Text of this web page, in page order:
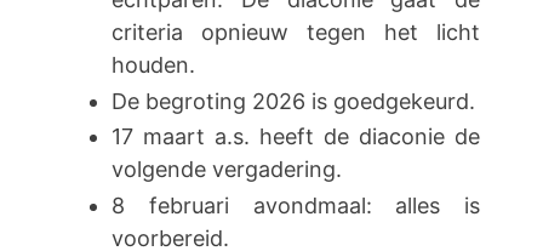
criteria opnieuw tegen het licht
houden.
De begroting 2026 is goedgekeurd.
17 maart a.s. heeft de diaconie de
volgende vergadering.
8 februari avondmaal: alles is
voorbereid.